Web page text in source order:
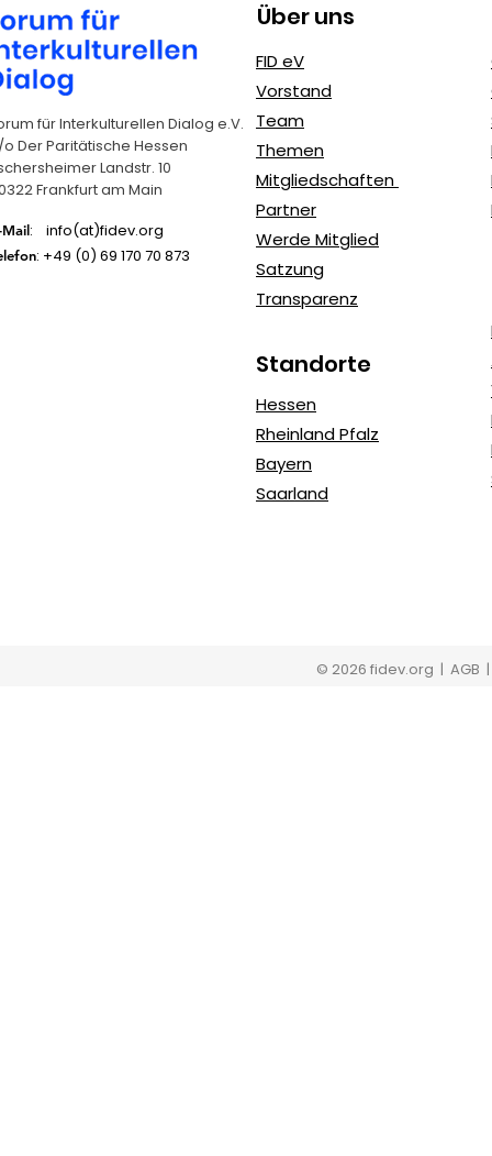
Erasmus+
Jugendprojekte: FIDeV
als erfahrener
Kooperationspartner
(SDGs):
Agenda
für Interkulturellen Dialog e.V.
Der Paritätische Hessen
Landstr. 10
Frankfurt am Main
Mail: info(at)fidev.org
: +49 (0) 69 170 70 873
Über uns
FID eV
Vorstand
Team
Themen
Mitgliedschaften
Partner
Werde Mitglied
Satzung
Transparenz
Standorte
Hessen
Rheinland Pfalz
Bayern
Saarland
© 2026 fidev.org | AGB